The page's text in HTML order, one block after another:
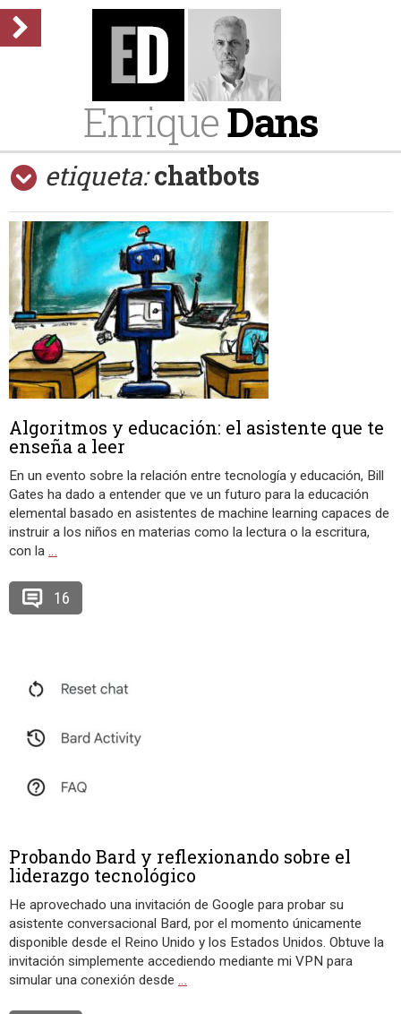
EnriqueDans
etiqueta: chatbots
Algoritmos y educación: el asistente que te
enseña a leer
En un evento sobre la relación entre tecnología y educación, Bill
Gates ha dado a entender que ve un futuro para la educación
elemental basado en asistentes de machine learning capaces de
instruir a los niños en materias como la lectura o la escritura,
con la …
16
Probando Bard y reflexionando sobre el
liderazgo tecnológico
He aprovechado una invitación de Google para probar su
asistente conversacional Bard, por el momento únicamente
disponible desde el Reino Unido y los Estados Unidos. Obtuve la
invitación simplemente accediendo mediante mi VPN para
simular una conexión desde …